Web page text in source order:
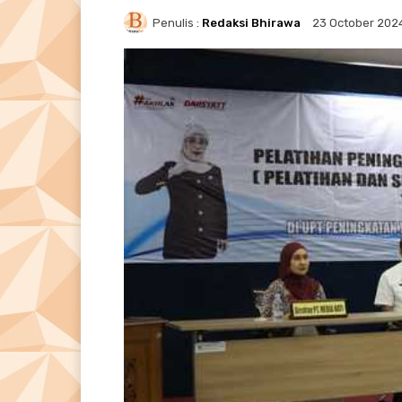
Penulis : Redaksi Bhirawa 23 October